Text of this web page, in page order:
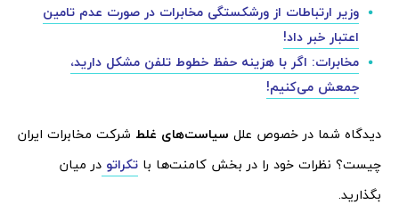
وزیر ارتباطات از ورشکستگی مخابرات در صورت عدم تامین
اعتبار خبر داد!
مخابرات: اگر با هزینه حفظ خطوط تلفن مشکل دارید،
جمعش می‌کنیم!
دیدگاه شما در خصوص علل سیاست‌های غلط شرکت مخابرات ایران
چیست؟ نظرات خود را در بخش کامنت‌ها با تکراتو در میان
بگذارید.